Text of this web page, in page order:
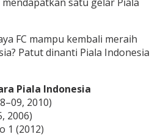
FC mampu kembali meraih
Patut dinanti Piala Indonesia
Piala Indonesia
2010)
2006)
1 (2012)